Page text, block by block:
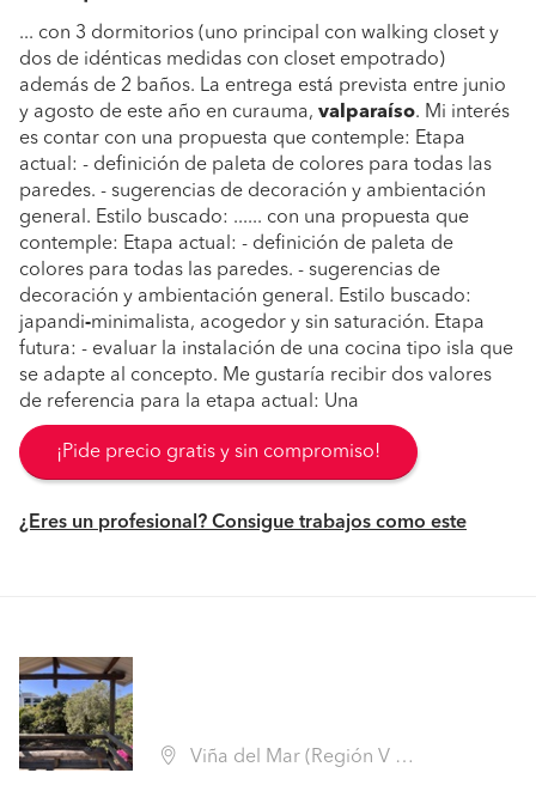
... con 3 dormitorios (uno principal con walking closet y
dos de idénticas medidas con closet empotrado)
además de 2 baños. La entrega está prevista entre junio
y agosto de este año en curauma, valparaíso. Mi interés
es contar con una propuesta que contemple: Etapa
actual: - definición de paleta de colores para todas las
paredes. - sugerencias de decoración y ambientación
general. Estilo buscado: ...... con una propuesta que
contemple: Etapa actual: - definición de paleta de
colores para todas las paredes. - sugerencias de
decoración y ambientación general. Estilo buscado:
japandi-minimalista, acogedor y sin saturación. Etapa
futura: - evaluar la instalación de una cocina tipo isla que
se adapte al concepto. Me gustaría recibir dos valores
de referencia para la etapa actual: Una
¡Pide precio gratis y sin compromiso!
¿Eres un profesional? Consigue trabajos como este
Viña del Mar (Región V Valparaíso - Valparaíso)